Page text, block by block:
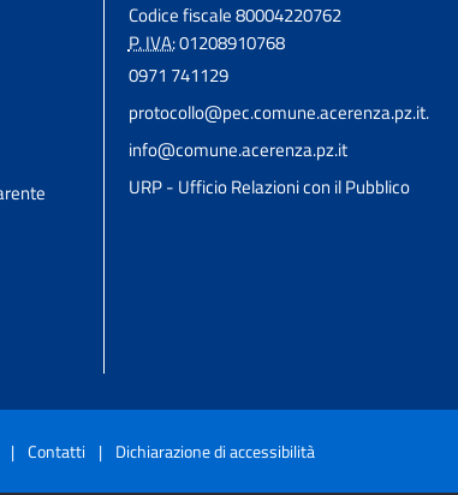
Codice fiscale 80004220762
P. IVA:01208910768
0971 741129
protocollo@pec.comune.acerenza.pz.it.
info@comune.acerenza.pz.it
URP - Ufficio Relazioni con il Pubblico
| Contatti | Dichiarazione di accessibilità